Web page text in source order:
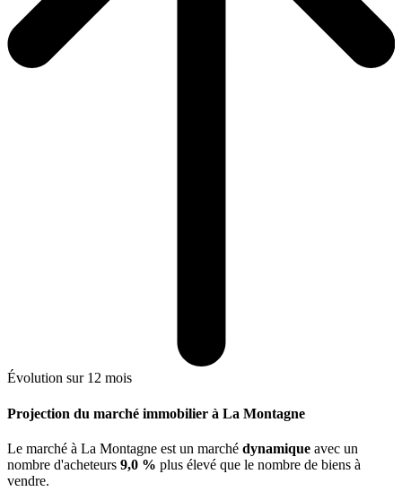
Évolution sur 12 mois
Projection du marché immobilier à La Montagne
Le marché à La Montagne est un marché dynamique avec un
nombre d'acheteurs 9,0 % plus élevé que le nombre de biens à
vendre.